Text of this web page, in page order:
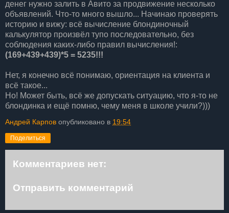
денег нужно залить в Авито за продвижение несколько
объявлений. Что-то много вышло... Начинаю проверять
историю и вижу: всё вычисление блондиночный
калькулятор произвёл тупо последовательно, без
соблюдения каких-либо правил вычисления!:
(169+439+439)*5 = 5235!!!
Нет, я конечно всё понимаю, ориентация на клиента и
всё такое...
Но! Может быть, всё же допускать ситуацию, что я-то не
блондинка и ещё помню, чему меня в школе учили?)))
Андрей Карпов опубликовано в 19:54
Поделиться
Комментариев нет:
Отправить комментарий